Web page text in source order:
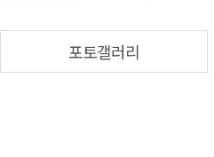
포토갤러리